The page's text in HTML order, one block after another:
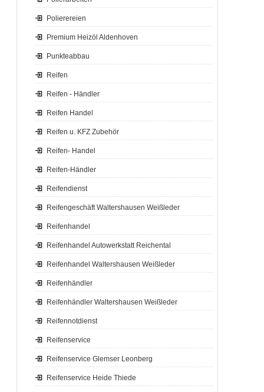
Polierereien
Premium Heizöl Aldenhoven
Punkteabbau
Reifen
Reifen - Händler
Reifen Handel
Reifen u. KFZ Zubehör
Reifen- Handel
Reifen-Händler
Reifendienst
Reifengeschäft Waltershausen Weißleder
Reifenhandel
Reifenhandel Autowerkstatt Reichental
Reifenhandel Waltershausen Weißleder
Reifenhändler
Reifenhändler Waltershausen Weißleder
Reifennotdienst
Reifenservice
Reifenservice Glemser Leonberg
Reifenservice Heide Thiede